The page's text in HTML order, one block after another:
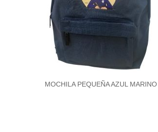
MOCHILA PEQUEÑA AZUL MARINO